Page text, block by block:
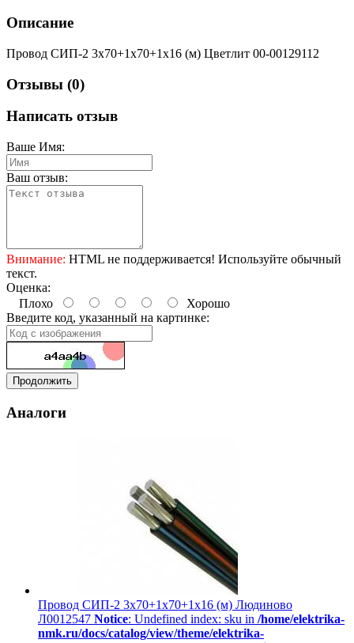
Описание
Провод СИП-2 3х70+1х70+1х16 (м) Цветлит 00-00129112
Отзывы (0)
Написать отзыв
Ваше Имя:
Ваш отзыв:
Внимание: HTML не поддерживается! Используйте обычный
текст.
Оценка:
Плохо
Хорошо
Введите код, указанный на картинке:
Продолжить
Аналоги
Провод СИП-2 3х70+1х70+1х16 (м) Людиново
Л0012547 Notice: Undefined index: sku in /home/elektrika-
nmk.ru/docs/catalog/view/theme/elektrika-